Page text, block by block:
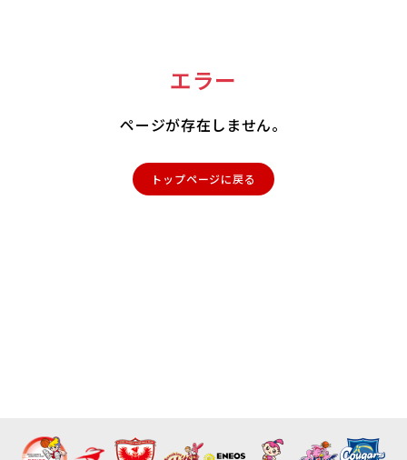
エラー
ページが存在しません。
トップページに戻る